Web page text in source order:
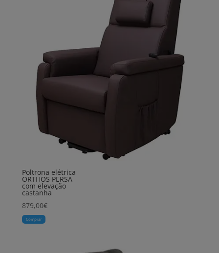
Poltrona elétrica
ORTHOS PERSA
com elevação
castanha
879,00€
Comprar